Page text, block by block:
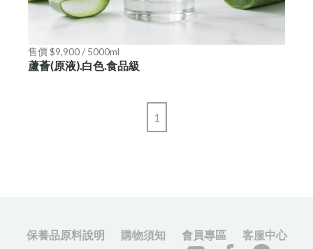
售價 $9,900 / 5000ml
蘆薈(原液).白色.食品級
1
保養品原料說明 購物須知 會員專區 客服中心